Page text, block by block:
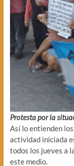
Protesta por la
Así lo entienden
actividad iniciada
todos los jueves a
este medio.